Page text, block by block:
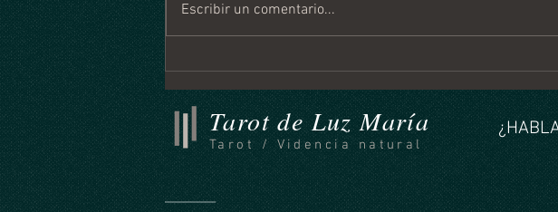
Horóscopo Mensual Agosto
2026
de Agosto
Escribir un comentario...
Tarot de Luz María
Tarot / Videncia natural